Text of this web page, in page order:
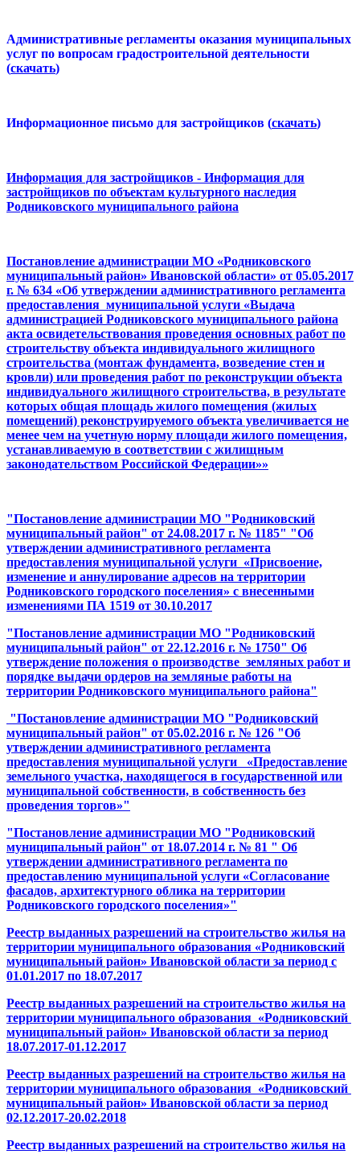
Административные регламенты оказания муниципальных
услуг по вопросам градостроительной деятельности
(скачать)
Информационное письмо для застройщиков (скачать)
Информация для застройщиков - Информация для
застройщиков по объектам культурного наследия
Родниковского муниципального района
Постановление администрации МО «Родниковского
муниципальный район» Ивановской области» от 05.05.2017
г. № 634 «Об утверждении административного регламента
предоставления муниципальной услуги «Выдача
администрацией Родниковского муниципального района
акта освидетельствования проведения основных работ по
строительству объекта индивидуального жилищного
строительства (монтаж фундамента, возведение стен и
кровли) или проведения работ по реконструкции объекта
индивидуального жилищного строительства, в результате
которых общая площадь жилого помещения (жилых
помещений) реконструируемого объекта увеличивается не
менее чем на учетную норму площади жилого помещения,
устанавливаемую в соответствии с жилищным
законодательством Российской Федерации»»
"Постановление администрации МО "Родниковский
муниципальный район" от 24.08.2017 г. № 1185" "Об
утверждении административного регламента
предоставления муниципальной услуги «Присвоение,
изменение и аннулирование адресов на территории
Родниковского городского поселения» с внесенными
изменениями ПА 1519 от 30.10.2017
"Постановление администрации МО "Родниковский
муниципальный район" от 22.12.2016 г. № 1750" Об
утверждение положения о производстве земляных работ и
порядке выдачи ордеров на земляные работы на
территории Родниковского муниципального района"
"Постановление администрации МО "Родниковский
муниципальный район" от 05.02.2016 г. № 126 "Об
утверждении административного регламента
предоставления муниципальной услуги «Предоставление
земельного участка, находящегося в государственной или
муниципальной собственности, в собственность без
проведения торгов»"
"Постановление администрации МО "Родниковский
муниципальный район" от 18.07.2014 г. № 81 " Об
утверждении административного регламента по
предоставлению муниципальной услуги «Согласование
фасадов, архитектурного облика на территории
Родниковского городского поселения»"
Реестр выданных разрешений на строительство жилья на
территории муниципального образования «Родниковский
муниципальный район» Ивановской области за период с
01.01.2017 по 18.07.2017
Реестр выданных разрешений на строительство жилья на
территории муниципального образования «Родниковский
муниципальный район» Ивановской области за период
18.07.2017-01.12.2017
Реестр выданных разрешений на строительство жилья на
территории муниципального образования «Родниковский
муниципальный район» Ивановской области за период
02.12.2017-20.02.2018
Реестр выданных разрешений на строительство жилья на